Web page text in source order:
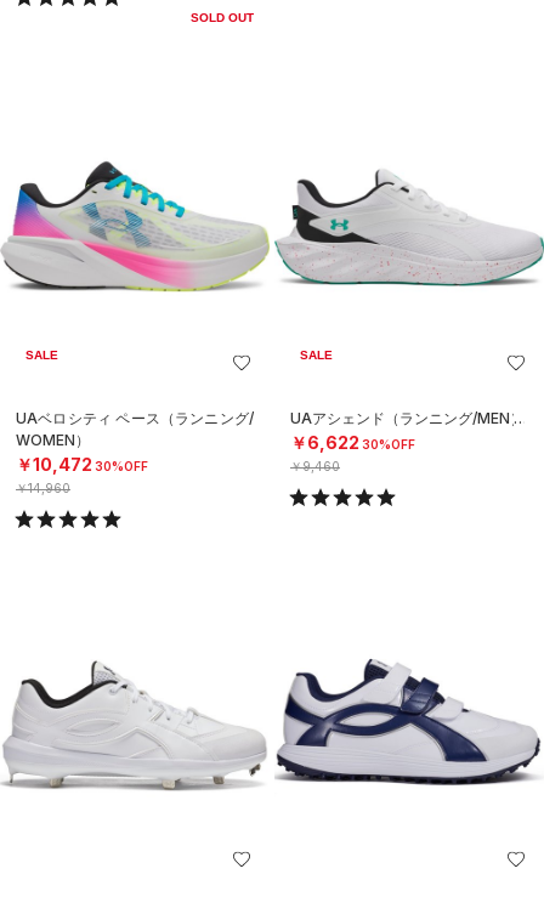
SOLD OUT
SALE
UAベロシティ ペース（ランニング/
WOMEN）
￥10,472 30%OFF
￥14,960
SALE
UAアシェンド（ランニング/MEN）
￥6,622 30%OFF
￥9,460